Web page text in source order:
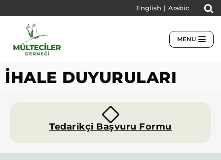
English | Arabic
MENU
İHALE DUYURULARI
Tedarikçi Başvuru Formu